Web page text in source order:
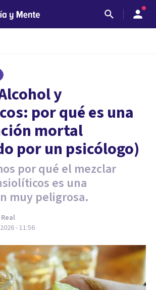
y
por qué es una
mortal
por un psicólogo)
por qué el mezclar
es una
muy peligrosa.
- 11:56